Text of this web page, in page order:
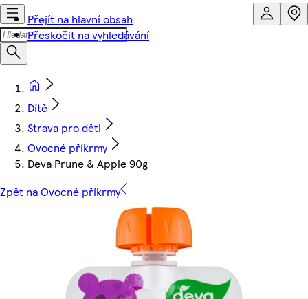
Přejít na hlavní obsah
Přeskočit na vyhledávání
Dítě
Strava pro děti
Ovocné příkrmy
Deva Prune & Apple 90g
Zpět na Ovocné příkrmy